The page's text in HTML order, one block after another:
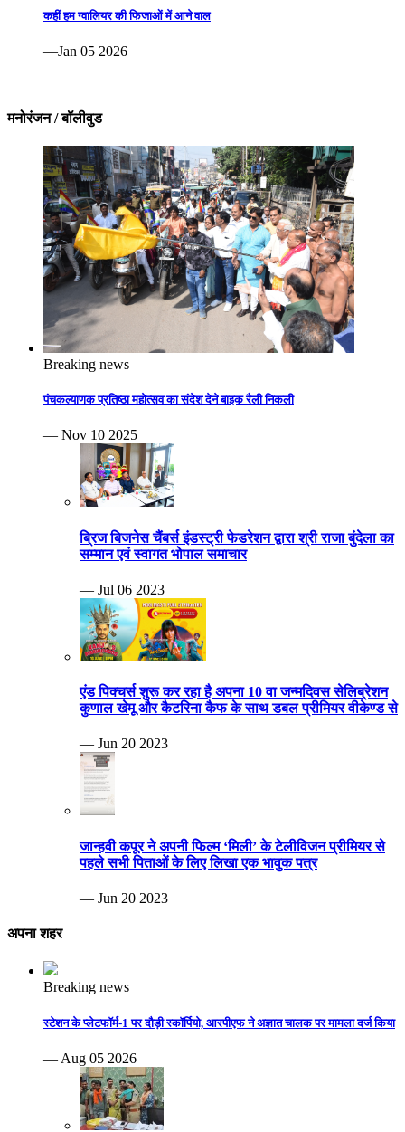
कहीं हम ग्वालियर की फिजाओं में आने वाल
—Jan 05 2026
मनोरंजन / बॉलीवुड
Breaking news
पंचकल्याणक प्रतिष्ठा महोत्सव का संदेश देने बाइक रैली निकली
— Nov 10 2025
ब्रिज बिजनेस चैंबर्स इंडस्ट्री फेडरेशन द्वारा श्री राजा बुंदेला का
सम्मान एवं स्वागत भोपाल समाचार
— Jul 06 2023
एंड पिक्चर्स शुरू कर रहा है अपना 10 वा जन्मदिवस सेलिब्रेशन
कुणाल खेमू और कैटरिना कैफ के साथ डबल प्रीमियर वीकेण्ड से
— Jun 20 2023
जान्हवी कपूर ने अपनी फिल्म ‘मिली’ के टेलीविजन प्रीमियर से
पहले सभी पिताओं के लिए लिखा एक भावुक पत्र
— Jun 20 2023
अपना शहर
Breaking news
स्टेशन के प्लेटफॉर्म-1 पर दौड़ी स्कॉर्पियो, आरपीएफ ने अज्ञात चालक पर मामला दर्ज किया
— Aug 05 2026